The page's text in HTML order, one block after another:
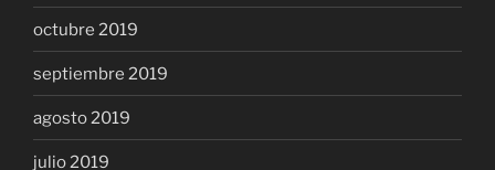
octubre 2019
septiembre 2019
agosto 2019
julio 2019